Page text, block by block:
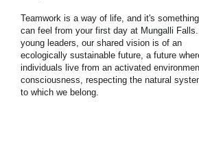
Teamwork is a way of life, and it's
can feel from your first day at Mungalli
young leaders, our shared vision is of an
ecologically sustainable future, a future
individuals live from an activated
consciousness, respecting the natural
to which we belong.